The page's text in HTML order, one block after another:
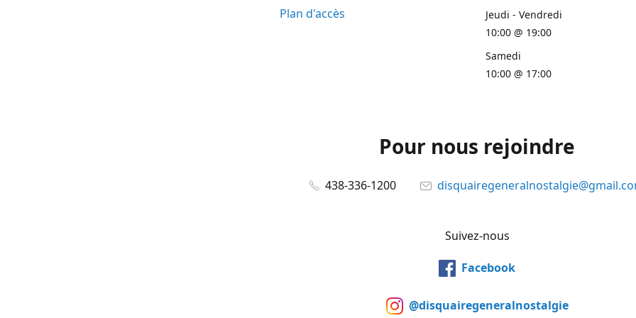
Plan d'accès
Jeudi - Vendredi
10:00 @ 19:00
Samedi
10:00 @ 17:00
Pour nous rejoindre
438-336-1200
Suivez-nous
Facebook
@disquairegeneralnostalgie